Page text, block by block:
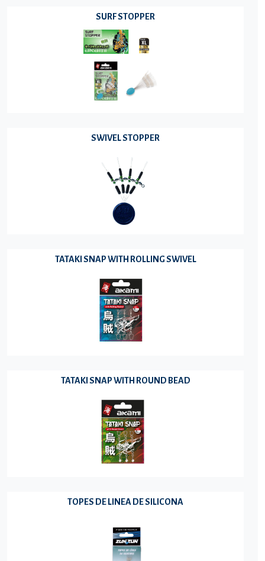
SURF STOPPER
SWIVEL STOPPER
TATAKI SNAP WITH ROLLING SWIVEL
TATAKI SNAP WITH ROUND BEAD
TOPES DE LINEA DE SILICONA